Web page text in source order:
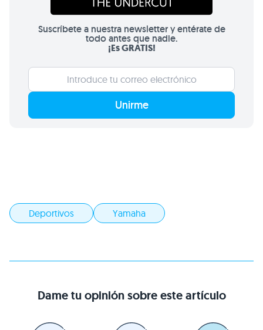
Suscríbete a nuestra newsletter y entérate de
todo antes que nadie.
¡Es GRATIS!
Unirme
Deportivos Yamaha
Dame tu opinión sobre este artículo